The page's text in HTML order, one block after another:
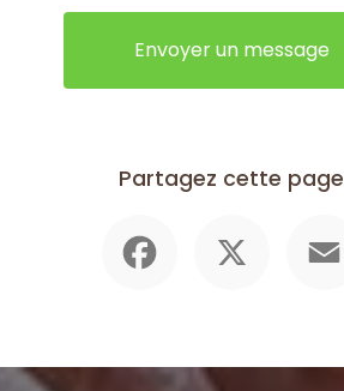
Envoyer un message
Partagez cette page